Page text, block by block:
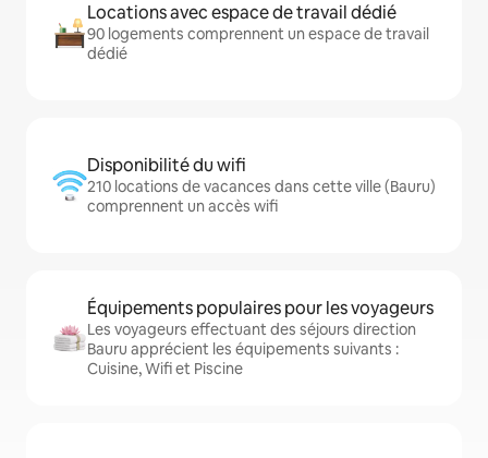
Locations avec espace de travail dédié
90 logements comprennent un espace de travail
dédié
Disponibilité du wifi
210 locations de vacances dans cette ville (Bauru)
comprennent un accès wifi
Équipements populaires pour les voyageurs
Les voyageurs effectuant des séjours direction
Bauru apprécient les équipements suivants :
Cuisine, Wifi et Piscine